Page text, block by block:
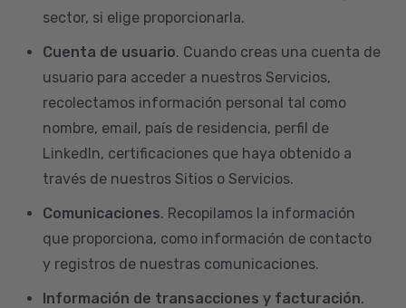
sector, si elige proporcionarla.
Cuenta de usuario. Cuando creas una cuenta de
usuario para acceder a nuestros Servicios,
recolectamos información personal tal como
nombre, email, país de residencia, perfil de
LinkedIn, certificaciones que haya obtenido a
través de nuestros Sitios o Servicios.
Comunicaciones. Recopilamos la información
que proporciona, como información de contacto
y registros de nuestras comunicaciones.
Información de transacciones y facturación.